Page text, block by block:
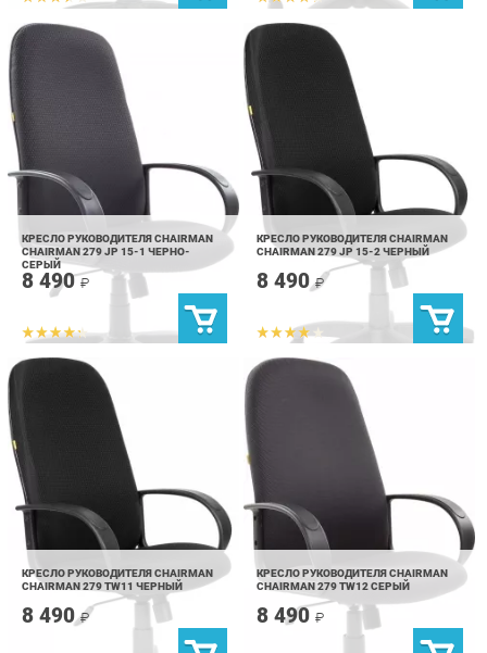
КРЕСЛО РУКОВОДИТЕЛЯ CHAIRMAN
CHAIRMAN 279 JP 15-1 ЧЕРНО-
8 490₽
КРЕСЛО РУКОВОДИТЕЛЯ CHAIRMAN
CHAIRMAN 279 JP 15-2 ЧЕРНЫЙ
8 490₽
КРЕСЛО РУКОВОДИТЕЛЯ CHAIRMAN
CHAIRMAN 279 TW11 ЧЕРНЫЙ
8 490₽
КРЕСЛО РУКОВОДИТЕЛЯ CHAIRMAN
CHAIRMAN 279 TW12 СЕРЫЙ
8 490₽